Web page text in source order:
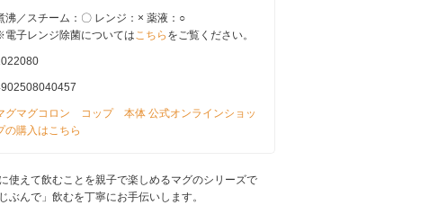
沸／スチーム：〇 レンジ：× 薬液：○
子レンジ除菌についてはこちら をご覧ください。
グマグコロン コップ 本体 公式オンラインショッ
の購入はこちら
使えて飲むことを親子で楽しめるマグのシリーズで
ぶんで」飲むを丁寧にお手伝いします。